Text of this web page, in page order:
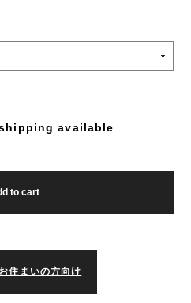
available
to cart
住まいの方向け